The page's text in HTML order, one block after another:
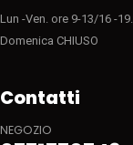
Lun -Ven. ore 9-13/16 -
Domenica CHIUSO
Contatti
NEGOZIO